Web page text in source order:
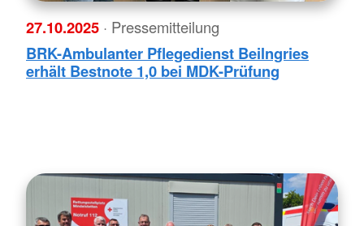
27.10.2025 · Pressemitteilung
BRK-Ambulanter Pflegedienst Beilngries
erhält Bestnote 1,0 bei MDK-Prüfung